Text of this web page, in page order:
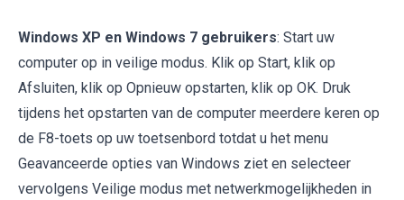
Windows XP en Windows 7 gebruikers: Start uw
computer op in veilige modus. Klik op Start, klik op
Afsluiten, klik op Opnieuw opstarten, klik op OK. Druk
tijdens het opstarten van de computer meerdere keren op
de F8-toets op uw toetsenbord totdat u het menu
Geavanceerde opties van Windows ziet en selecteer
vervolgens Veilige modus met netwerkmogelijkheden in